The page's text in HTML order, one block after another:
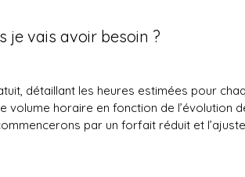
je vais avoir besoin ?
détaillant les heures estimées pour
volume horaire en fonction de l’évolution
par un forfait réduit et